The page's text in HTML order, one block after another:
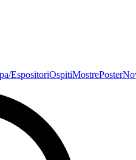
EspositoriOspitiMostrePoster